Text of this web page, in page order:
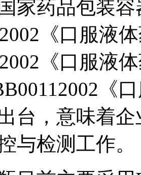
家药品包装
《口服液
《口服液
《
台，意味着
与检测工作。